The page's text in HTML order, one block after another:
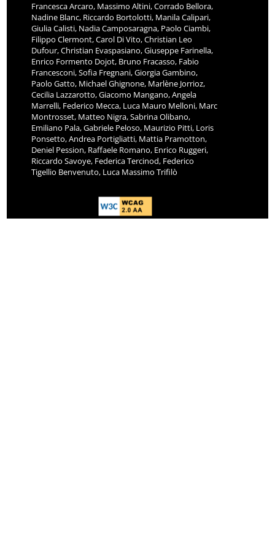
Francesca Arcaro, Massimo Altini, Corrado Bellora,
Nadine Blanc, Riccardo Bortolotti, Manila Calipari,
Giulia Calisti, Nadia Camposaragna, Paolo Ciambi,
Filippo Clermont, Carol Di Vito, Christian Leo
Dufour, Christian Evaspasiano, Giuseppe Farinella,
Enrico Formento Dojot, Bruno Fracasso, Fabio
Francesconi, Sofia Fregnani, Giorgia Gambino,
Paolo Gatto, Michael Ghignone, Marlène Jorrioz,
Cecilia Lazzarotto, Giacomo Mangano, Angela
Marrelli, Federico Mecca, Luca Mauro Melloni, Marc
Montrosset, Matteo Nigra, Sabrina Olibano,
Emiliano Pala, Gabriele Peloso, Maurizio Pitti, Loris
Ponsetto, Andrea Portigliatti, Mattia Pramotton,
Deniel Pession, Raffaele Romano, Enrico Ruggeri,
Riccardo Savoye, Federica Tercinod, Federico
Tigellio Benvenuto, Luca Massimo Trifilò